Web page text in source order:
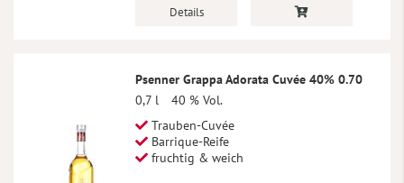
Details
Psenner Grappa Adorata Cuvée 40% 0.70
0,7 l
40 % Vol.
Trauben-Cuvée
Barrique-Reife
fruchtig & weich